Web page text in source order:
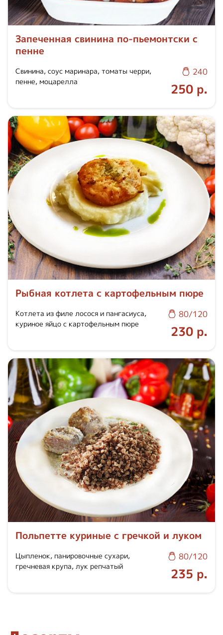
Запеченная свинина по-пьемонтски с
пенне
Свинина, соус маринара, томаты черри,
пенне, моцарелла
240
250 р.
Рыбная котлета с картофельным пюре
Котлета из филе лосося и пангасиуса,
куриное яйцо с картофельным пюре
80/120
230 р.
Польпетте куриные с гречкой и луком
Цыпленок, панировочные сухари,
гречневая крупа, лук репчатый
80/120
235 р.